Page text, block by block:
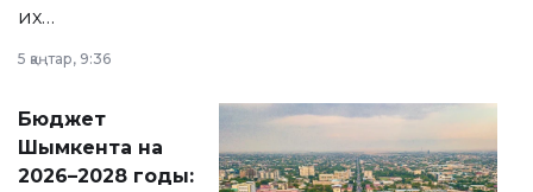
их
принести
народу
Венесуэлы.
5 қаңтар, 9:36
Бюджет
Шымкента на
2026–2028 годы: